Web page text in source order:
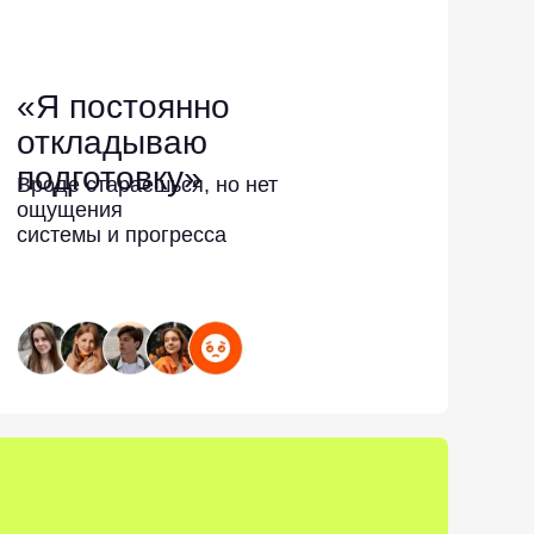
«Я постоянно
откладываю
подготовку»
Вроде стараешься, но нет
ощущения
системы и прогресса